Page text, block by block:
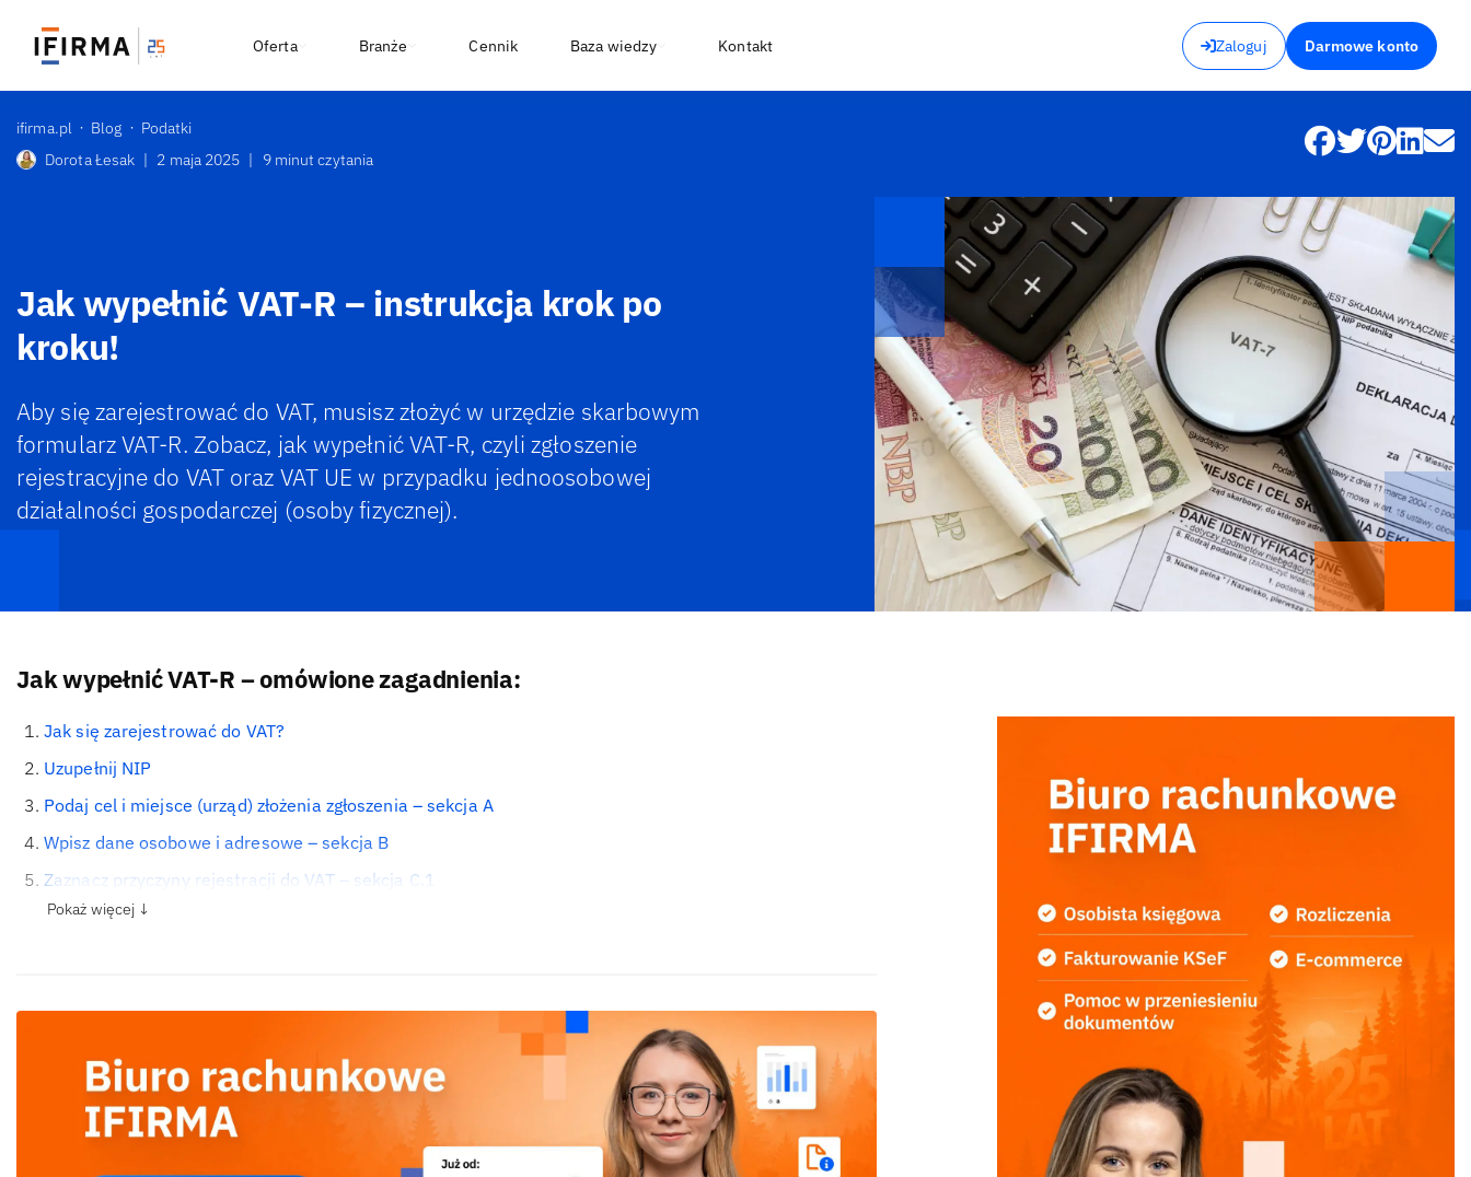
Zaloguj Darmowe konto
Oferta Branże Cennik Baza wiedzy Kontakt
ifirma.pl Blog
Podatki
Dorota Łesak | 2 maja 2025 | 9 minut czytania
Jak wypełnić VAT-R – instrukcja krok po
kroku!
Aby się zarejestrować do VAT, musisz złożyć w urzędzie skarbowym
formularz VAT-R. Zobacz, jak wypełnić VAT-R, czyli zgłoszenie
rejestracyjne do VAT oraz VAT UE w przypadku jednoosobowej
działalności gospodarczej (osoby fizycznej).
Jak wypełnić VAT-R – omówione zagadnienia:
Jak się zarejestrować do VAT?
Uzupełnij NIP
Podaj cel i miejsce (urząd) złożenia zgłoszenia – sekcja A
Wpisz dane osobowe i adresowe – sekcja B
Zaznacz przyczyny rejestracji do VAT – sekcja C.1
Pokaż więcej ↓